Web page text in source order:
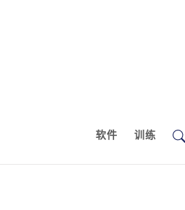
软件 训练